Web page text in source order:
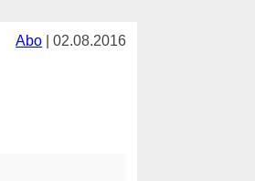
Abo | 02.08.2016